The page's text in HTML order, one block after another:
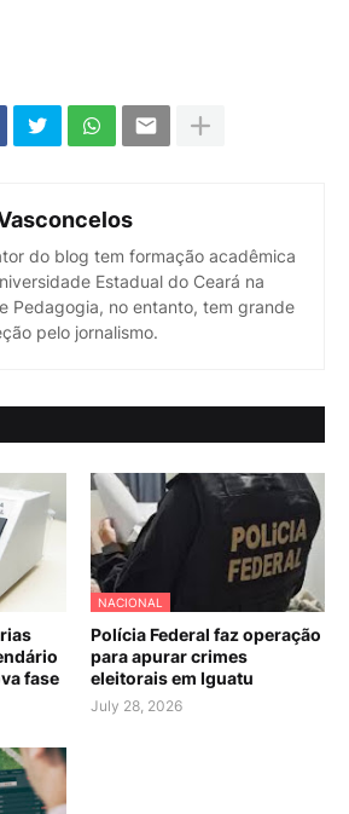
do blog tem formação acadêmica
Estadual do Ceará na
Pedagogia, no entanto, tem grande
pelo jornalismo.
fase
NACIONAL
Polícia Federal faz operação
para apurar crimes
eleitorais em Iguatu
July 28, 2026